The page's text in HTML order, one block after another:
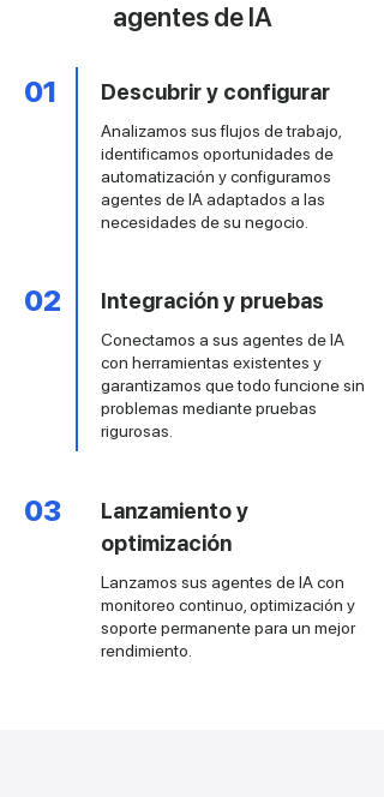
agentes de IA
01 Descubrir y configurar
Analizamos sus flujos de trabajo,
identificamos oportunidades de
automatización y configuramos
agentes de IA adaptados a las
necesidades de su negocio.
02 Integración y pruebas
Conectamos a sus agentes de IA
con herramientas existentes y
garantizamos que todo funcione sin
problemas mediante pruebas
rigurosas.
03
Lanzamiento y
optimización
Lanzamos sus agentes de IA con
monitoreo continuo, optimización y
soporte permanente para un mejor
rendimiento.